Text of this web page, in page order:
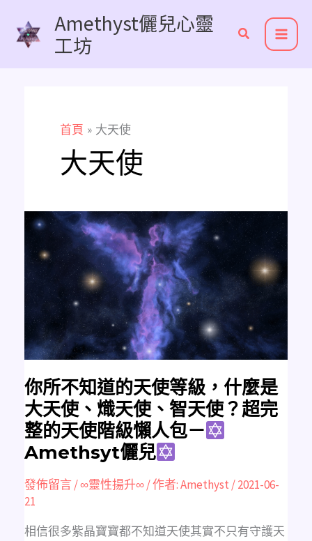
Amethyst儷兒心靈
工坊
首頁 大天使
大天使
你所不知道的天使等級，什麼是
大天使、熾天使、智天使？超完
整的天使階級懶人包－
Amethsyt儷兒
發佈留言/∞靈性揚升∞/ 作者:Amethyst/2021-06-
21
相信很多紫晶寶寶都不知道天使其實不只有守護天
你
所
道
的
天
等
級，
麼
是
大
天
使、
天
使、
智
天
使？
超
完
整
的
使
階
包
－